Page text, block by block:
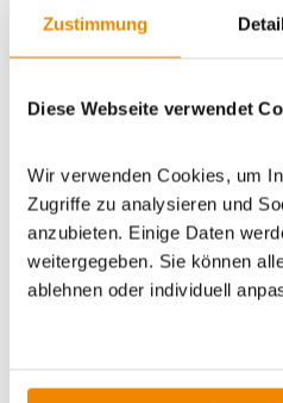
Zustimmung
Diese Webseite verwendet
Wir verwenden Cookies, um
Zugriffe zu analysieren und
anzubieten. Einige Daten
weitergegeben. Sie können
ablehnen oder individuell
WICHTIGE INFOS
Dieses Produkt finden Sie unter:
ZUBEHÖR